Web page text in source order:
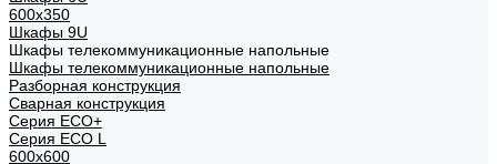
600x350
Шкафы 9U
Шкафы телекоммуникационные напольные
Шкафы телекоммуникационные напольные
Разборная конструкция
Сварная конструкция
Серия ECO+
Серия ECO L
600x600